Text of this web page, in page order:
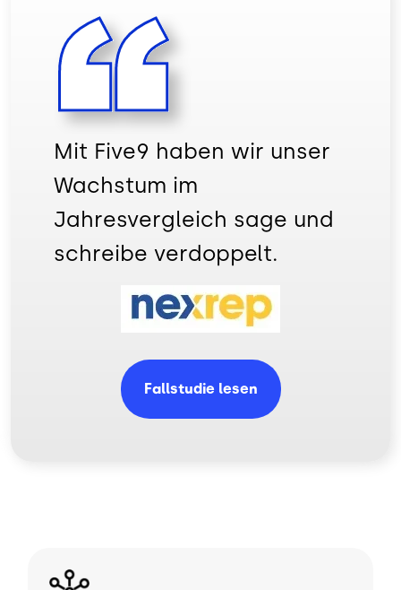
Mit Five9 haben wir unser
Wachstum im
Jahresvergleich sage und
schreibe verdoppelt.
Bild
Fallstudie lesen
Bild